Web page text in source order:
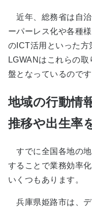
近年、総務省は自
ーパーレス化や各種
のICT活用といった方
LGWANはこれらの
盤となっているのです
地域の行動情
推移や出生率
すでに全国各地の地
することで業務効率
いくつもあります。
兵庫県姫路市は、